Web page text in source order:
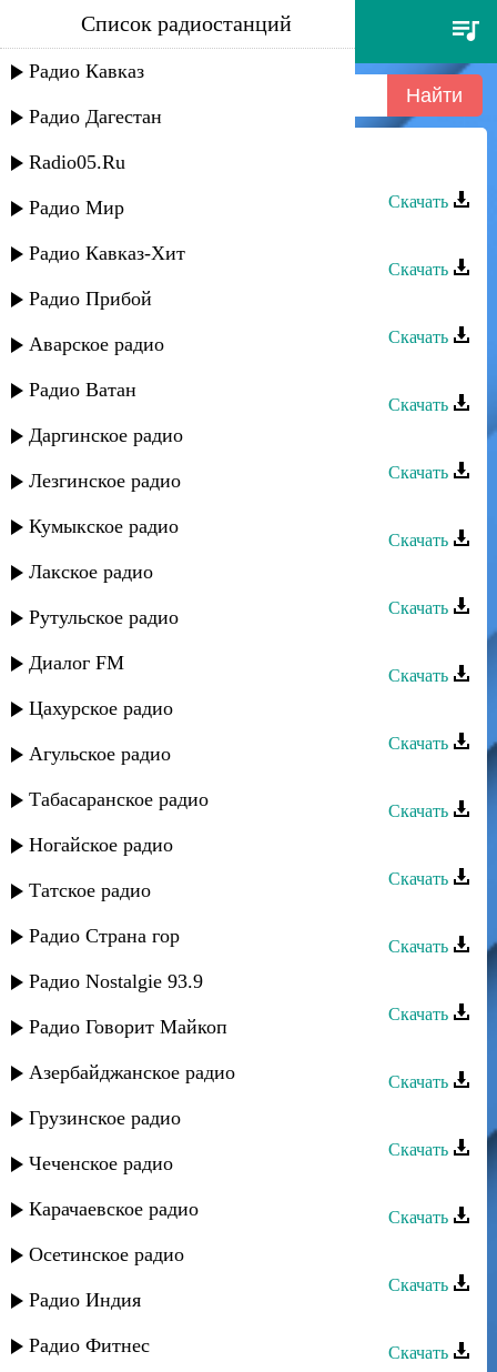
rido - нежность
Список радиостанций
Радио Кавказ
Радио Дагестан
Radio05.Ru
Радио Мир
Радио Кавказ-Хит
Радио Прибой
Аварское радио
Радио Ватан
Даргинское радио
Лезгинское радио
Кумыкское радио
Лакское радио
Рутульское радио
Диалог FM
Цахурское радио
Агульское радио
Табасаранское радио
Ногайское радио
Татское радио
Радио Страна гор
Радио Nostalgie 93.9
Радио Говорит Майкоп
Азербайджанское радио
Грузинское радио
Чеченское радио
Карачаевское радио
Осетинское радио
Радио Индия
Радио Фитнес
Rido - Нежность
Скачать
Скачать
Рашид Магомедов - Моя нежность
Скачать
Скачать
Rido - Для тебя
Скачать
Скачать
Rido - Ищу тебя
Скачать
Скачать
Rido - Мои мысли
Скачать
Скачать
Rido - Снег с неба
Скачать
Скачать
Rido - Зачем я нужен тебе
Скачать
Скачать
Rido - Прости
Скачать
Скачать
Rido - Прошу забудь меня
Скачать
Скачать